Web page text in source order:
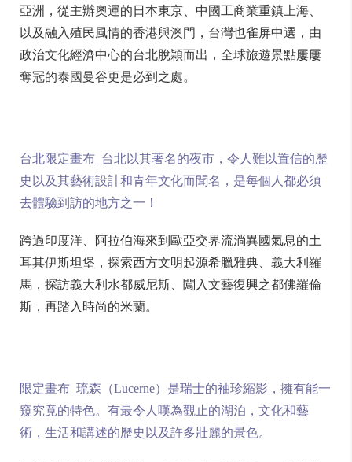
亞洲，從主辦奧運的日本東京、中國工商業重鎮上海、
以及融入殖民風情的香港與澳門，台灣也雀屏中選，由
政治文化經濟中心的台北脫穎而出，全球旅遊景點屢屢
奪冠的泰國曼谷更是必到之處。
台北限定畫布_台北以其著名的夜市，令人難以置信的歷
史以及其藝術設計和青年文化而聞名，是每個人都必須
去體驗到訪的地方之一！
跨過印度洋、阿拉伯海來到歐亞交界流淌異國氣息的土
耳其伊斯坦堡，探索西方文明起源希臘雅典、義大利羅
馬，探訪義大利水都威尼斯、闖入文藝復興之都佛羅倫
斯，再踏入時尚的米蘭。
限定畫布_琉森（Lucerne）是瑞士的袖珍縮影，擁有能一
窺究竟的特色。有最令人嘆為觀止的湖泊，文化和藝
術，生活和講述的歷史以及許多壯麗的景色。